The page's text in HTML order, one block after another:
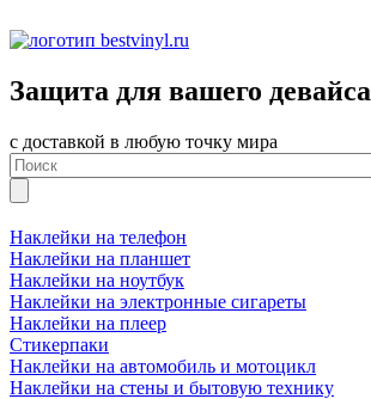
Защита для вашего девайса
с доставкой в любую точку мира
Наклейки на телефон
Наклейки на планшет
Наклейки на ноутбук
Наклейки на электронные сигареты
Наклейки на плеер
Стикерпаки
Наклейки на автомобиль и мотоцикл
Наклейки на стены и бытовую технику